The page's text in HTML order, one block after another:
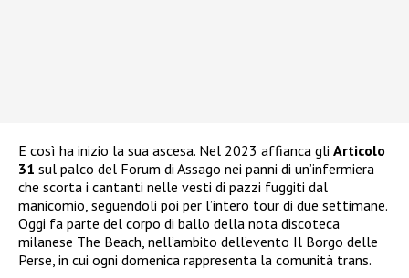
E così ha inizio la sua ascesa. Nel 2023 affianca gli Articolo
31 sul palco del Forum di Assago nei panni di un’infermiera
che scorta i cantanti nelle vesti di pazzi fuggiti dal
manicomio, seguendoli poi per l’intero tour di due settimane.
Oggi fa parte del corpo di ballo della nota discoteca
milanese The Beach, nell’ambito dell’evento Il Borgo delle
Perse, in cui ogni domenica rappresenta la comunità trans.